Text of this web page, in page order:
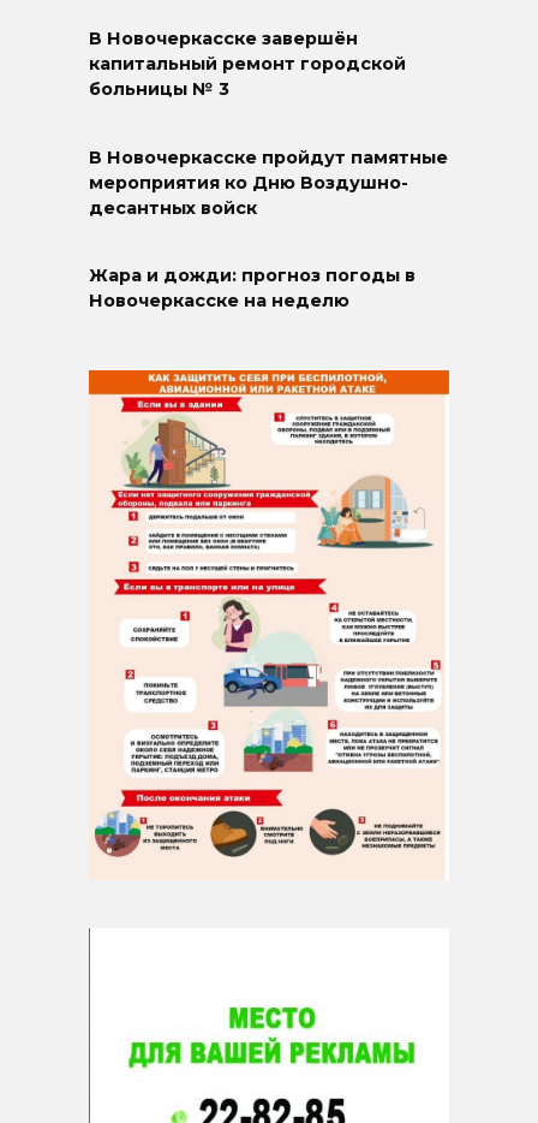
В Новочеркасске завершён
капитальный ремонт городской
больницы № 3
В Новочеркасске пройдут памятные
мероприятия ко Дню Воздушно-
десантных войск
Жара и дожди: прогноз погоды в
Новочеркасске на неделю